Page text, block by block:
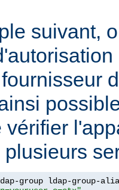
suivant,
vérifier
group ldap-group-